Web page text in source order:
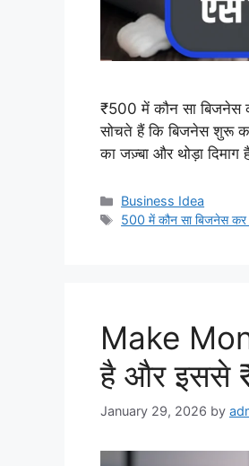
₹500 में कौन सा
सोचते हैं कि बिजनेस शुरू
का जज़्बा और थोड़ा
Categories
Business Idea
Tags
500 में कौन सा बिजनेस
Make
है और इससे
January 29, 2026 by